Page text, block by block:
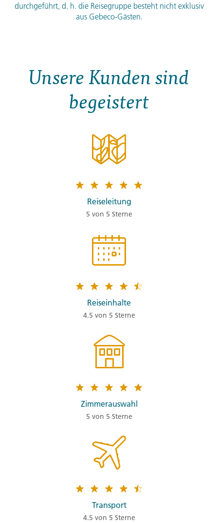
durchgeführt, d. h. die Reisegruppe besteht nicht exklusiv
aus Gebeco-Gästen.
Unsere Kunden sind
begeistert
Reiseleitung
5 von 5 Sterne
Reiseinhalte
4.5 von 5 Sterne
Zimmerauswahl
5 von 5 Sterne
Transport
4.5 von 5 Sterne